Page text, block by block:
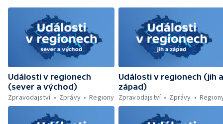
Náchodsku — Znovuotevření rozhledny na
Libíně — Obchvat Náchoda je zhruba v
polovině — Požár v kempu na Pardubicku —
Wonkův most po rekonstrukci — Letiště
Václava Havla odbavilo 8 milionů cestujících
— V Plzni přibývá nelegálních graffiti
Události v regionech
(sever a východ)
Zpravodajství
Zprávy Regiony
Události v regionech (jih a
západ)
Zpravodajství
Zprávy